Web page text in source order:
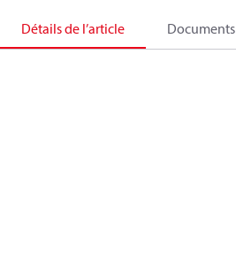
Détails de l’article Documents